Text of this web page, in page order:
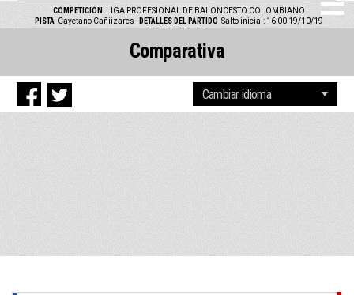
COMPETICIÓN
LIGA PROFESIONAL DE BALONCESTO COLOMBIANO
PISTA Cayetano Cañiizares DETALLES DEL PARTIDO Salto inicial: 16:00 19/10/19
ASISTENCIA
100
Comparativa